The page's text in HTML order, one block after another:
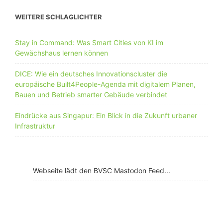
WEITERE SCHLAGLICHTER
Stay in Command: Was Smart Cities von KI im
Gewächshaus lernen können
DICE: Wie ein deutsches Innovationscluster die
europäische Built4People-Agenda mit digitalem Planen,
Bauen und Betrieb smarter Gebäude verbindet
Eindrücke aus Singapur: Ein Blick in die Zukunft urbaner
Infrastruktur
Webseite lädt den BVSC Mastodon Feed...